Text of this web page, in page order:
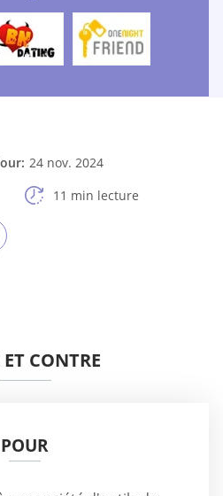
24 nov. 2024
11 min lecture
CONTRE
POUR